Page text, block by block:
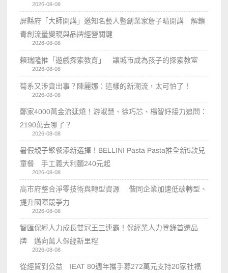
2026-08-08
屏縣府「大師開講」邀知名藝人暨創業家詹子晴開講 解鎖
青創流量變現與品牌經營關鍵
2026-08-08
賴瑞隆推「遊戲探索教育」 讓城市成為孩子的探索教室
2026-08-08
菊系又涉貪出事？陳麗娜：這樣的新潮流，太可怕了！
2026-08-08
鄭家4000萬金流延燒！游淑慧、徐巧芯、楊智妤接力追問：
2190萬去哪了？
2026-08-08
暑假親子聚餐添新選擇！BELLINI Pasta Pasta推全新5款兒
童餐 手工義大利麵240元起
2026-08-08
高市府整合淨零技術與轉型資源 偕同企業加速低碳轉型、
提升國際競爭力
2026-08-08
智匯保經人力成長雙冠王三連霸！保經業人力登錄首選品
牌 邁向萬人保經新里程
2026-08-08
從經貿到公益 IEAT 80週年攜手募272萬元支持20家社福